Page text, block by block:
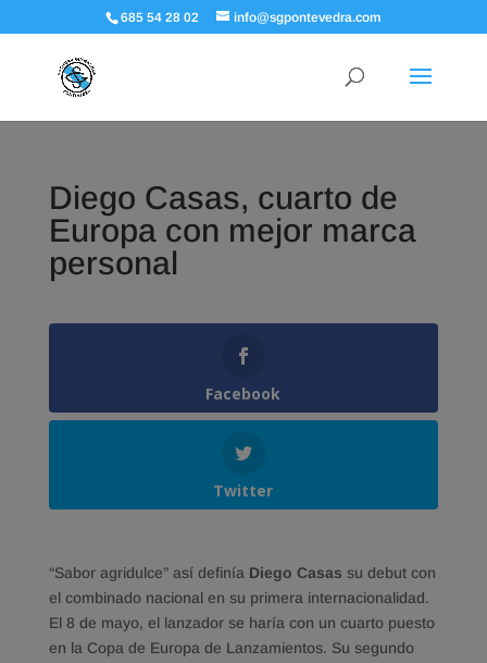
685 54 28 02 info@sgpontevedra.com
Diego Casas, cuarto de
Europa con mejor marca
personal
Facebook
Twitter
“Sabor agridulce” así definía Diego Casas su debut con
el combinado nacional en su primera internacionalidad.
El 8 de mayo, el lanzador se haría con un cuarto puesto
en la Copa de Europa de Lanzamientos. Su segundo